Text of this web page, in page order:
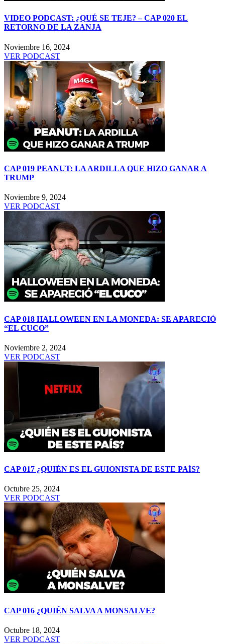
VIDEO PODCAST: ¿QUÉ SE TEJE? – CAP 020 EL
RETORNO DE LA ZANJA
Noviembre 16, 2024
VER PODCAST
CAP 019 PEANUT: LA ARDILLA QUE HIZO GANAR A
TRUMP
Noviembre 9, 2024
VER PODCAST
CAP 018 HALLOWEEN EN LA MONEDA: SE APARECIÓ
“EL CUCO”
Noviembre 2, 2024
VER PODCAST
CAP 017 ¿QUIÉN ES EL GUIONISTA DE ESTE PAÍS?
Octubre 25, 2024
VER PODCAST
CAP 016 ¿QUIÉN SALVA A MONSALVE?
Octubre 18, 2024
VER PODCAST